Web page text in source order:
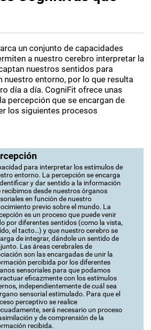
Cognitivas que
un conjunto de capacidades
a nuestro cerebro interpretar la
nuestros sentidos para
entorno, por lo que resulta
día a día. CogniFit ofrece unas
percepción que se encargan de
los siguientes procesos
para interpretar los estímulos de
entorno. La percepción se encarga
y dar sentido a la información
recibimos desde nuestros órganos
en función de nuestro
previo sobre el mundo. La
es un proceso que puede venir
por diferentes sentidos (como la vista,
el tacto…) y que nuestro cerebro se
de integrar, dándole un sentido de
Las áreas cerebrales de
son las encargadas de unir la
percibida por los diferentes
sensoriales para que podamos
eficazmente con los estímulos
independientemente de cuál sea
sensorial estimulado. Para que el
perceptivo se realice
será necesario un proceso